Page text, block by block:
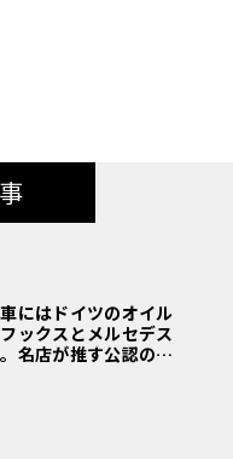
車にはドイツのオイル
ックスとメルセデス
名店が推す公認の安
ラスで味わうシルキー
〉